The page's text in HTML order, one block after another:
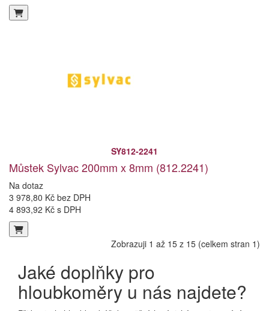
SY812-2241
Můstek Sylvac 200mm x 8mm (812.2241)
Na dotaz
3 978,80 Kč bez DPH
4 893,92 Kč s DPH
Zobrazuji 1 až 15 z 15 (celkem stran 1)
Jaké doplňky pro
hloubkoměry u nás najdete?